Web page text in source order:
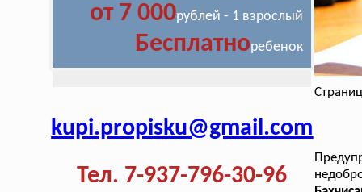
от 7 000рублей - 1 взрослый
Бесплатноребенок
kupi.propisku@gmail.com
Тел. 7-937-796-30-96